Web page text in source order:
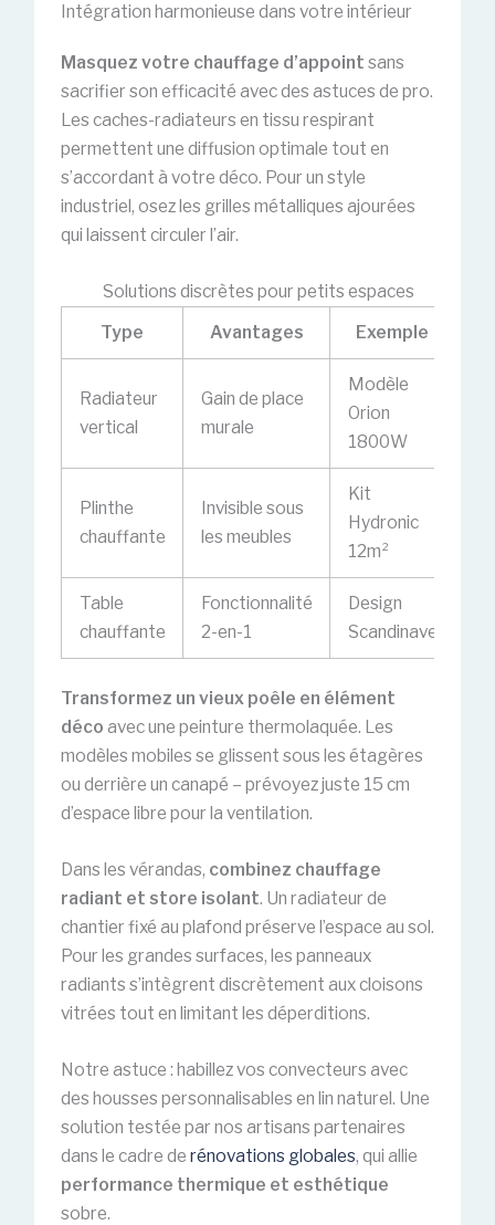
Intégration harmonieuse dans votre intérieur
Masquez votre chauffage d’appoint sans
sacrifier son efficacité avec des astuces de pro.
Les caches-radiateurs en tissu respirant
permettent une diffusion optimale tout en
s’accordant à votre déco. Pour un style
industriel, osez les grilles métalliques ajourées
qui laissent circuler l’air.
Solutions discrètes pour petits espaces
Type
Avantages Exemple
Radiateur
vertical
Gain de place
murale
Modèle
Orion
1800W
Plinthe
chauffante
Invisible sous
les meubles
Kit
Hydronic
12m²
Table
chauffante
Fonctionnalité
2-en-1
Design
Scandinave
Transformez un vieux poêle en élément
déco avec une peinture thermolaquée. Les
modèles mobiles se glissent sous les étagères
ou derrière un canapé – prévoyez juste 15 cm
d’espace libre pour la ventilation.
Dans les vérandas, combinez chauffage
radiant et store isolant. Un radiateur de
chantier fixé au plafond préserve l’espace au sol.
Pour les grandes surfaces, les panneaux
radiants s’intègrent discrètement aux cloisons
vitrées tout en limitant les déperditions.
Notre astuce : habillez vos convecteurs avec
des housses personnalisables en lin naturel. Une
solution testée par nos artisans partenaires
dans le cadre de rénovations globales, qui allie
performance thermique et esthétique
sobre.